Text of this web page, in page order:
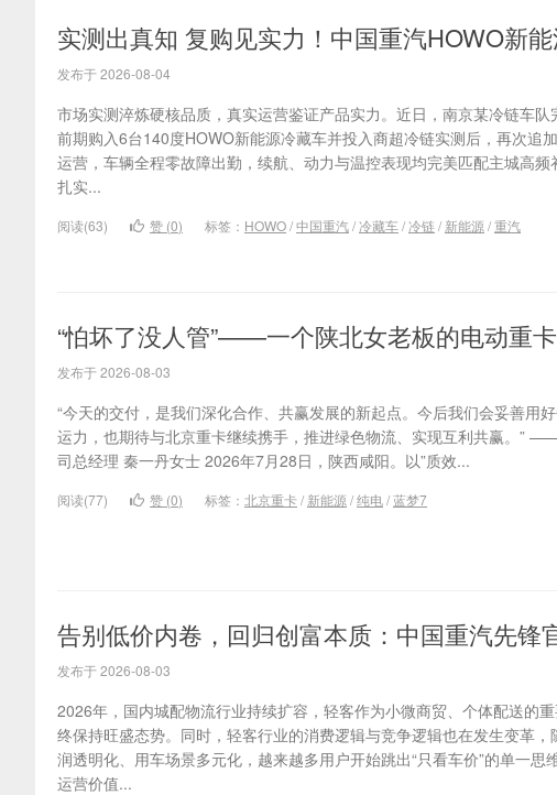
实测出真知 复购见实力！中国重汽HOWO新
发布于 2026-08-04
市场实测淬炼硬核品质，真实运营鉴证产品实力。近日，南京某冷链车队
前期购入6台140度HOWO新能源冷藏车并投入商超冷链实测后，再次追
运营，车辆全程零故障出勤，续航、动力与温控表现均完美匹配主城高频
扎实...
阅读(63) 赞 (0) 标签： HOWO/中国重汽/冷藏车/冷链/ 新能源 /重汽
“怕坏了没人管”——一个陕北女老板的电动重
发布于 2026-08-03
“今天的交付，是我们深化合作、共赢发展的新起点。今后我们会妥善用
运力，也期待与北京重卡继续携手，推进绿色物流、实现互利共赢。”
司总经理 秦一丹女士 2026年7月28日，陕西咸阳。以”质效...
阅读(77) 赞 (0) 标签： 北京重卡/ 新能源 /纯电/蓝梦7
告别低价内卷，回归创富本质：中国重汽先锋
发布于 2026-08-03
2026年，国内城配物流行业持续扩容，轻客作为小微商贸、个体配送的
终保持旺盛态势。同时，轻客行业的消费逻辑与竞争逻辑也在发生变革
润透明化、用车场景多元化，越来越多用户开始跳出“只看车价”的单一思
运营价值...